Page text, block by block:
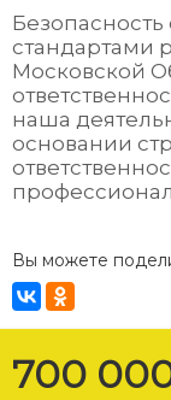
стандартами
Московской
наша
основании
Вы можете
700